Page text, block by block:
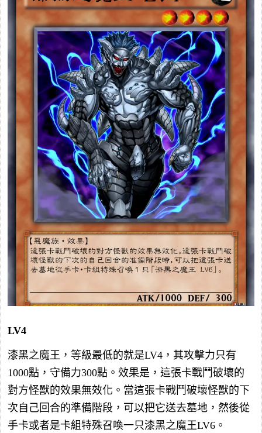
LV4
漆黑之魔王，等級最低的就是LV4，其攻擊力只有
1000點，守備力300點。效果是，這張卡戰鬥破壞的
對方怪獸的效果無效化。當這張卡戰鬥破壞怪獸的下
次自己回合的準備階段，可以把它送去墓地，然後從
手卡或者是卡組特殊召喚一只漆黑之魔王LV6。